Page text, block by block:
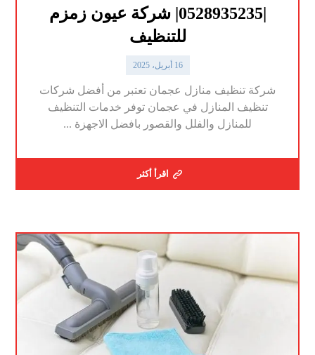
|0528935235| شركة عيون زمزم
للتنظيف
16 أبريل، 2025
شركة تنظيف منازل عجمان تعتبر من أفضل شركات
تنظيف المنازل في عجمان توفر خدمات التنظيف
للمنازل والفلل والقصور بافضل الاجهزة ...
اقرأ أكثر